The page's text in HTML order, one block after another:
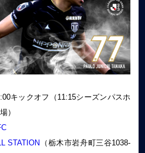
キックオフ（11:15シーズンパスホ
）
STATION （栃木市岩舟町三谷1038-